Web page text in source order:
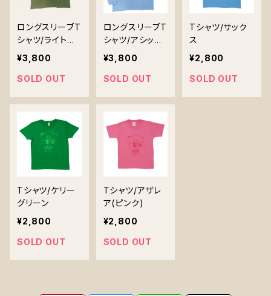
ロングスリーブT
シャツ/ライトオ
リーブ 5,6オ
ンス L、XLサイ
ズ
¥3,800
SOLD OUT
ロングスリーブT
シャツ/アシッド
ブルー 5,6
オンス L、XLサイ
ズ
¥3,800
SOLD OUT
Tシャツ/サック
ス
¥2,800
SOLD OUT
Tシャツ/ケリー
グリーン
¥2,800
SOLD OUT
Tシャツ/アザレ
ア(ピンク)
¥2,800
SOLD OUT